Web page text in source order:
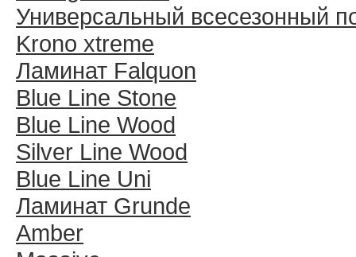
Универсальный всесезонный
Krono xtreme
Ламинат Falquon
Blue Line Stone
Blue Line Wood
Silver Line Wood
Blue Line Uni
Ламинат Grunde
Amber